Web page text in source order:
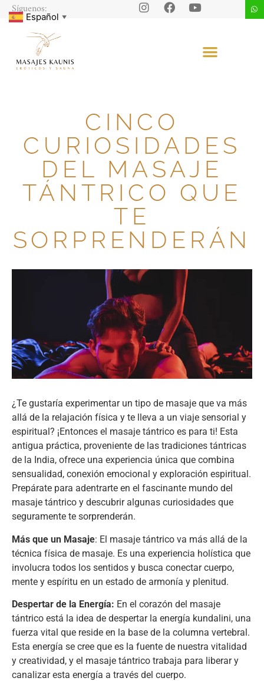
Síguenos:
CINCO
CURIOSIDADES
DEL MASAJE
TÁNTRICO QUE
TE
SORPRENDERÁN
¿Te gustaría experimentar un tipo de masaje que va más
allá de la relajación física y te lleva a un viaje sensorial y
espiritual? ¡Entonces el masaje tántrico es para ti! Esta
antigua práctica, proveniente de las tradiciones tántricas
de la India, ofrece una experiencia única que combina
sensualidad, conexión emocional y exploración espiritual.
Prepárate para adentrarte en el fascinante mundo del
masaje tántrico y descubrir algunas curiosidades que
seguramente te sorprenderán.
Más que un Masaje: El masaje tántrico va más allá de la
técnica física de masaje. Es una experiencia holística que
involucra todos los sentidos y busca conectar cuerpo,
mente y espíritu en un estado de armonía y plenitud.
Despertar de la Energía: En el corazón del masaje
tántrico está la idea de despertar la energía kundalini, una
fuerza vital que reside en la base de la columna vertebral.
Esta energía se cree que es la fuente de nuestra vitalidad
y creatividad, y el masaje tántrico trabaja para liberar y
canalizar esta energía a través del cuerpo.
Español ▼